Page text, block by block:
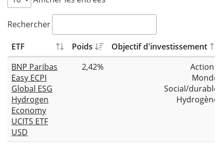
Rechercher
ETF Poids
Objectif d'investissement
BNP Paribas
Easy ECPI
Global ESG
Hydrogen
Economy
UCITS ETF
USD
2,42%
Actions
Monde
Social/durable
Hydrogène